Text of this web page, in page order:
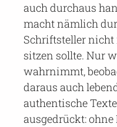
auch durchaus
macht nämlich
Schriftsteller
sitzen sollte. Nur
wahrnimmt,
daraus auch
authentische
ausgedrückt: